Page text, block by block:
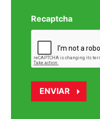
Recaptcha